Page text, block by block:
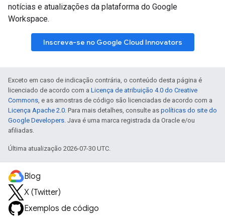
notícias e atualizações da plataforma do Google
Workspace.
Inscreva-se no Google Cloud Innovators
Exceto em caso de indicação contrária, o conteúdo desta página é
licenciado de acordo com a Licença de atribuição 4.0 do Creative
Commons, e as amostras de código são licenciadas de acordo com a
Licença Apache 2.0. Para mais detalhes, consulte as políticas do site do
Google Developers. Java é uma marca registrada da Oracle e/ou
afiliadas.
Última atualização 2026-07-30 UTC.
Blog
X (Twitter)
Exemplos de código